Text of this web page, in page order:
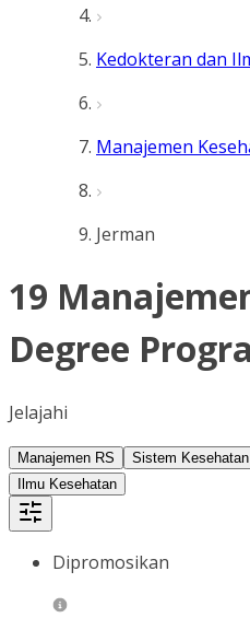
Kedokteran dan
Manajemen
Jerman
19
Degree
Jelajahi
Manajemen RS Sistem Kesehatan
Ilmu Kesehatan
Dipromosikan